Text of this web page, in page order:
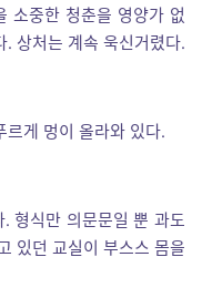
소중한 청춘을 영양가 없
상처는 계속 욱신거렸다.
게 멍이 올라와 있다.
형식만 의문문일 뿐 과도
있던 교실이 부스스 몸을